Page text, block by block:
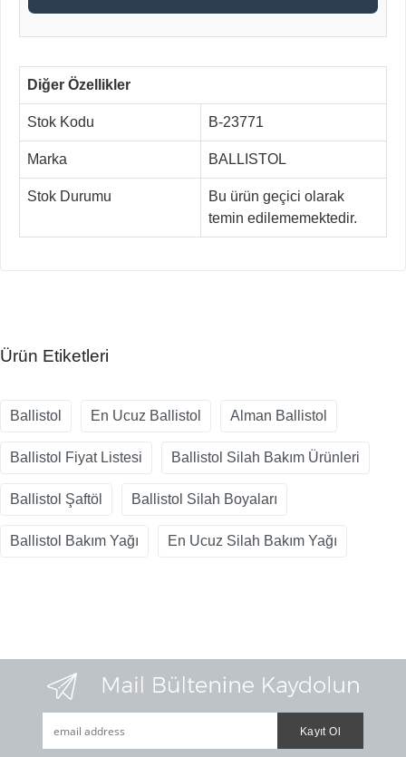
Diğer Özellikler
Stok Kodu B-23771
Marka BALLISTOL
Stok Durumu
Bu ürün geçici olarak
temin edilememektedir.
Ürün Etiketleri
Ballistol En Ucuz Ballistol Alman Ballistol
Ballistol Fiyat Listesi Ballistol Silah Bakım Ürünleri
Ballistol Şaftöl Ballistol Silah Boyaları
Ballistol Bakım Yağı En Ucuz Silah Bakım Yağı